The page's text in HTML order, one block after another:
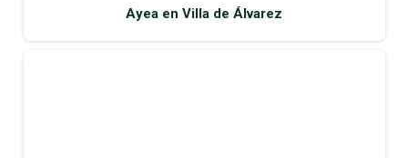
Ayea en Villa de Álvarez